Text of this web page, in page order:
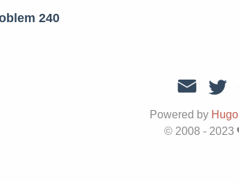
240
Powered by Hugo
© 2008 - 2023